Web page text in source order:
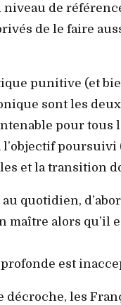
niveau de
de le faire
punitive (et
sont les
pour tous
et la transition
quotidien,
maître alors qu’il
est
décroche, les